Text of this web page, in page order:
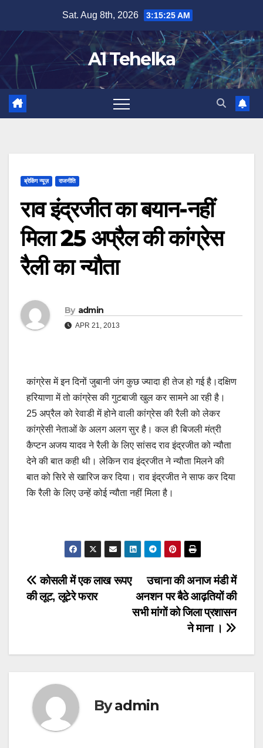
content
Sat. Aug 8th, 2026 3:15:26 AM
A1 Tehelka
ब्रेकिंग न्यूज़ राजनीति
राव इंद्रजीत का बयान-नहीं
मिला 25 अप्रैल की कांग्रेस
रैली का न्यौता
By admin
APR 21, 2013
कांग्रेस में इन दिनों जुबानी जंग कुछ ज्यादा ही तेज हो गई है।दक्षिण
हरियाणा में तो कांग्रेस की गुटबाजी खुल कर सामने आ रही है।
25 अप्रैल को रेवाडी में होने वाली कांग्रेस की रैली को लेकर
कांग्रेसी नेताओं के अलग अलग सुर है। कल ही बिजली मंत्री
कैप्टन अजय यादव ने रैली के लिए सांसद राव इंद्रजीत को न्यौता
देने की बात कही थी। लेकिन राव इंद्रजीत ने न्यौता मिलने की
बात को सिरे से खारिज कर दिया। राव इंद्रजीत ने साफ कर दिया
कि रैली के लिए उन्हें कोई न्यौता नहीं मिला है।
Post
navigation
उचाना की अनाज मंडी में
अनशन पर बैठे आढ़तियों की
सभी मांगों को जिला प्रशासन
ने माना ।
कोसली में एक लाख रूपए
की लूट, लूटेरे फरार
Byadmin